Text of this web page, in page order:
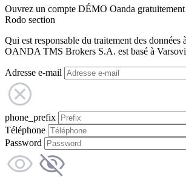
Ouvrez un compte DÉMO Oanda gratuitement
Rodo section
Qui est responsable du traitement des données
OANDA TMS Brokers S.A. est basé à
Adresse e-mail
phone_prefix
Téléphone
Password